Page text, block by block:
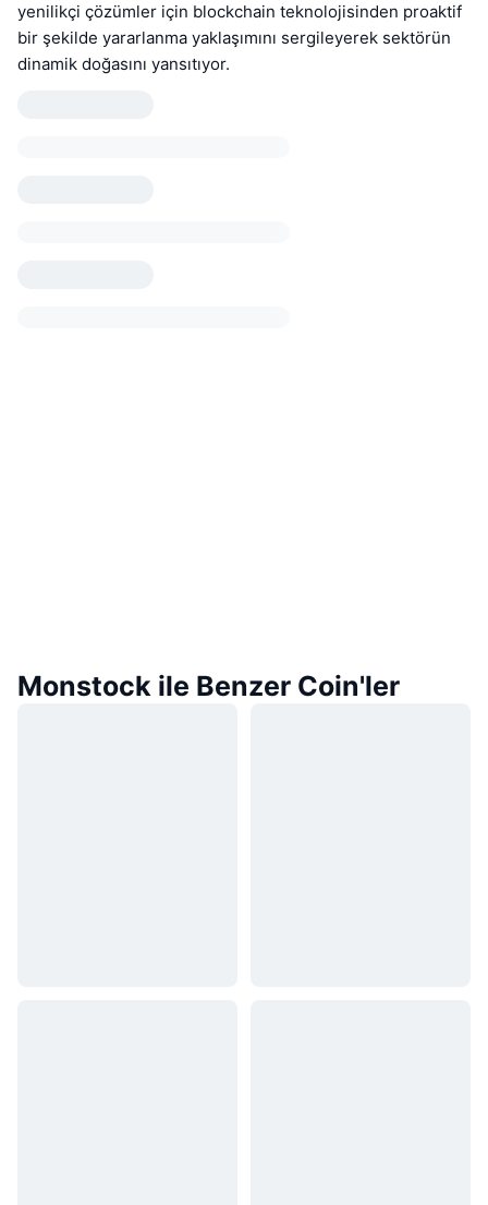
yenilikçi çözümler için blockchain teknolojisinden proaktif
bir şekilde yararlanma yaklaşımını sergileyerek sektörün
dinamik doğasını yansıtıyor.
Monstock ile Benzer Coin'ler